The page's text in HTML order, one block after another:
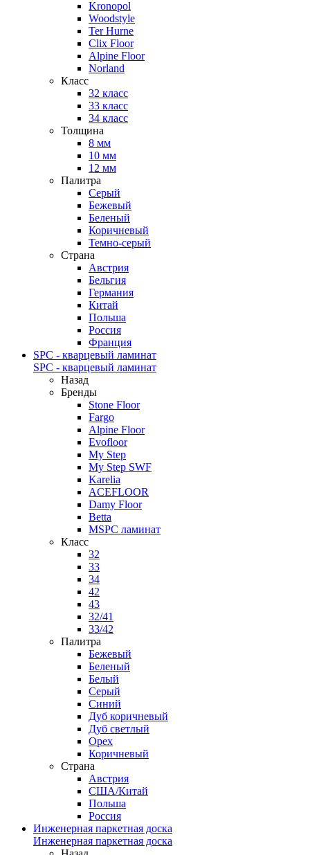
Kronopol
Woodstyle
Ter Hurne
Clix Floor
Alpine Floor
Norland
Класс
32 класс
33 класс
34 класс
Толщина
8 мм
10 мм
12 мм
Палитра
Серый
Бежевый
Беленый
Коричневый
Темно-серый
Страна
Австрия
Бельгия
Германия
Китай
Польша
Россия
Франция
SPC - кварцевый ламинат
SPC - кварцевый ламинат
Назад
Бренды
Stone Floor
Fargo
Alpine Floor
Evofloor
My Step
My Step SWF
Karelia
ACEFLOOR
Damy Floor
Betta
MSPC ламинат
Класс
32
33
34
42
43
32/41
33/42
Палитра
Бежевый
Беленый
Белый
Серый
Синий
Дуб коричневый
Дуб светлый
Орех
Коричневый
Страна
Австрия
США/Китай
Польша
Россия
Инженерная паркетная доска
Инженерная паркетная доска